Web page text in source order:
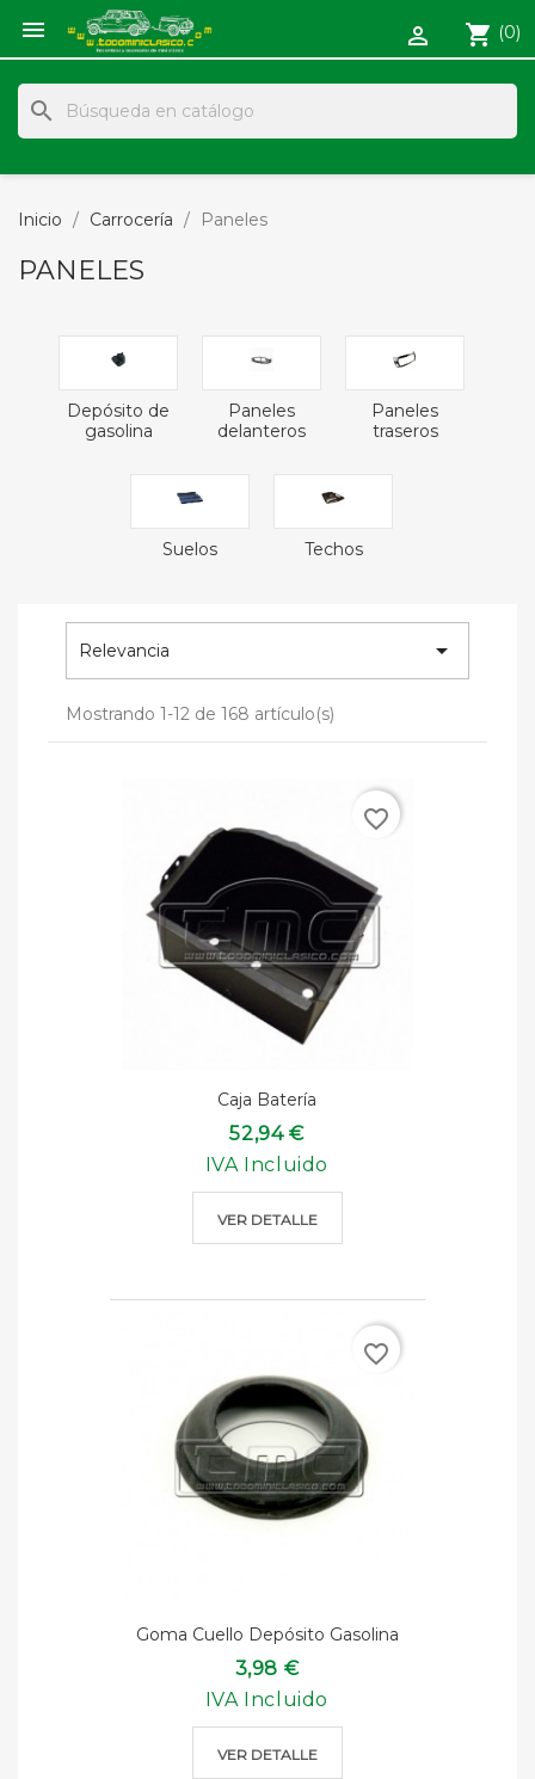
 shopping_cart (0)

search
Inicio Carrocería Paneles
PANELES
Depósito de
gasolina
Paneles
delanteros
Paneles
traseros
Suelos Techos
Relevancia 
Mostrando 1-12 de 168 artículo(s)
Caja Batería
52,94 €
IVA Incluido
VER DETALLE
favorite_border
Goma Cuello Depósito Gasolina
3,98 €
IVA Incluido
VER DETALLE
favorite_border